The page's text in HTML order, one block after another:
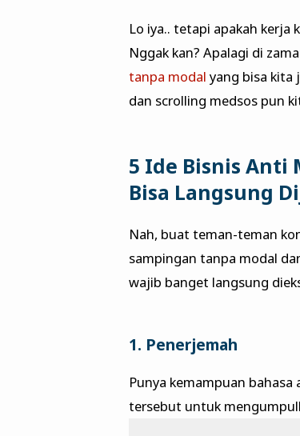
Lo iya.. tetapi apakah kerja
Nggak kan? Apalagi di
tanpa modal yang bisa kita
dan scrolling medsos pun
5 Ide Bisnis Anti
Bisa Langsung
Nah, buat teman-teman
sampingan tanpa modal
wajib banget langsung
1. Penerjemah
Punya kemampuan
tersebut untuk